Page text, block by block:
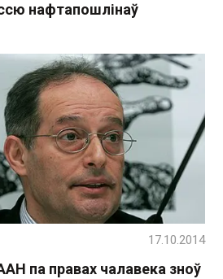
нафтапошлінаў
па правах чалавека зноў
17.10.2014